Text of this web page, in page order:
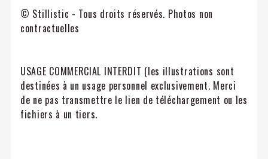
© Stillistic - Tous droits réservés. Photos non
contractuelles
USAGE COMMERCIAL INTERDIT (les illustrations sont
destinées à un usage personnel exclusivement. Merci
de ne pas transmettre le lien de téléchargement ou les
fichiers à un tiers.